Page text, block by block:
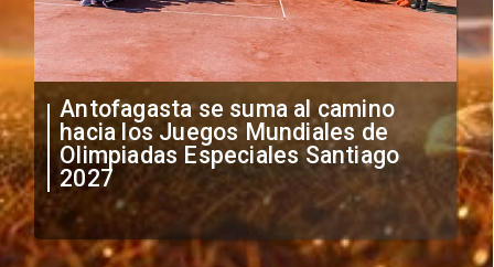
"Falta de profesionalismo": Sifup
anuncia medidas por situación
irregular de futbolistas
extranjeros